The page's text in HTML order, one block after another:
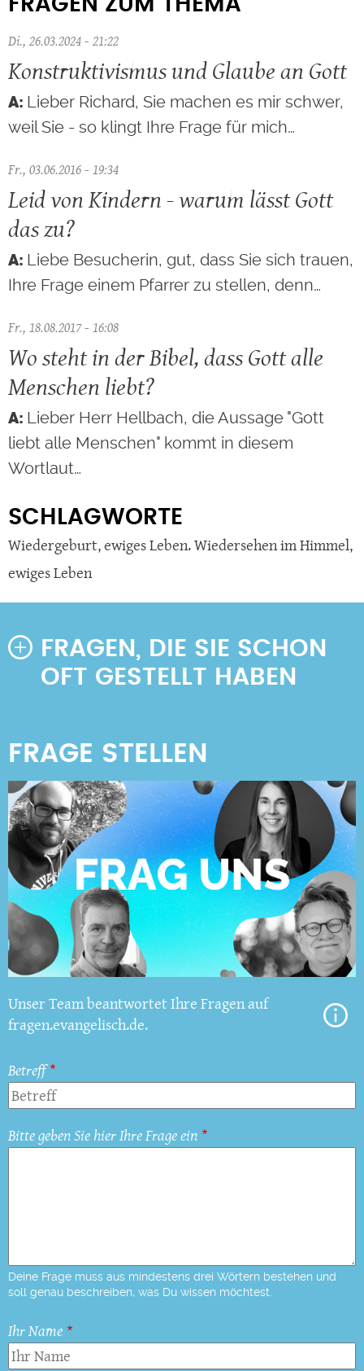
FRAGEN ZUM THEMA
Di., 26.03.2024 - 21:22
Konstruktivismus und Glaube an Gott
Lieber Richard, Sie machen es mir schwer,
weil Sie - so klingt Ihre Frage für mich…
Fr., 03.06.2016 - 19:34
Leid von Kindern - warum lässt Gott
das zu?
Liebe Besucherin, gut, dass Sie sich trauen,
Ihre Frage einem Pfarrer zu stellen, denn…
Fr., 18.08.2017 - 16:08
Wo steht in der Bibel, dass Gott alle
Menschen liebt?
Lieber Herr Hellbach, die Aussage "Gott
liebt alle Menschen" kommt in diesem
Wortlaut…
SCHLAGWORTE
Wiedergeburt,ewiges Leben. Wiedersehen im Himmel,
ewiges Leben
FRAGEN, DIE SIE SCHON
OFT GESTELLT HABEN
Unser Team beantwortet Ihre Fragen auf
fragen.evangelisch.de.
Betreff
Bitte geben Sie hier Ihre Frage ein
Deine Frage muss aus mindestens drei Wörtern bestehen und
soll genau beschreiben, was Du wissen möchtest.
Ihr Name